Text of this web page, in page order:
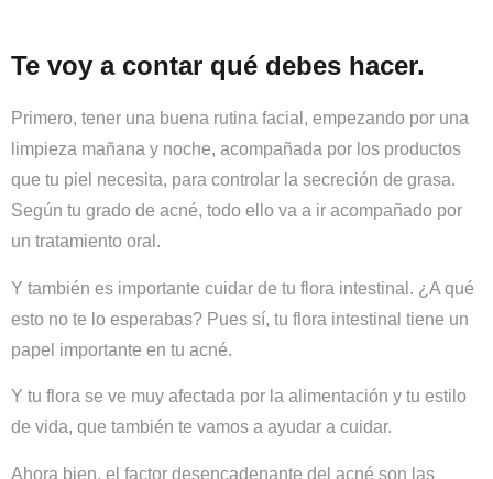
Te voy a contar qué debes hacer.
Primero, tener una buena rutina facial, empezando por una
limpieza mañana y noche, acompañada por los productos
que tu piel necesita, para controlar la secreción de grasa.
Según tu grado de acné, todo ello va a ir acompañado por
un tratamiento oral.
Y también es importante cuidar de tu flora intestinal. ¿A qué
esto no te lo esperabas? Pues sí, tu flora intestinal tiene un
papel importante en tu acné.
Y tu flora se ve muy afectada por la alimentación y tu estilo
de vida, que también te vamos a ayudar a cuidar.
Ahora bien, el factor desencadenante del acné son las